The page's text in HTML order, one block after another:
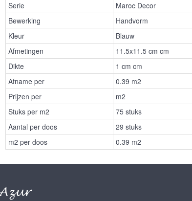
Serie
Maroc Decor
Bewerking
Handvorm
Kleur
Blauw
Afmetingen
11.5x11.5 cm cm
Dikte
1 cm cm
Afname per
0.39 m2
Prijzen per
m2
Stuks per m2
75 stuks
Aantal per doos
29 stuks
m2 per doos
0.39 m2